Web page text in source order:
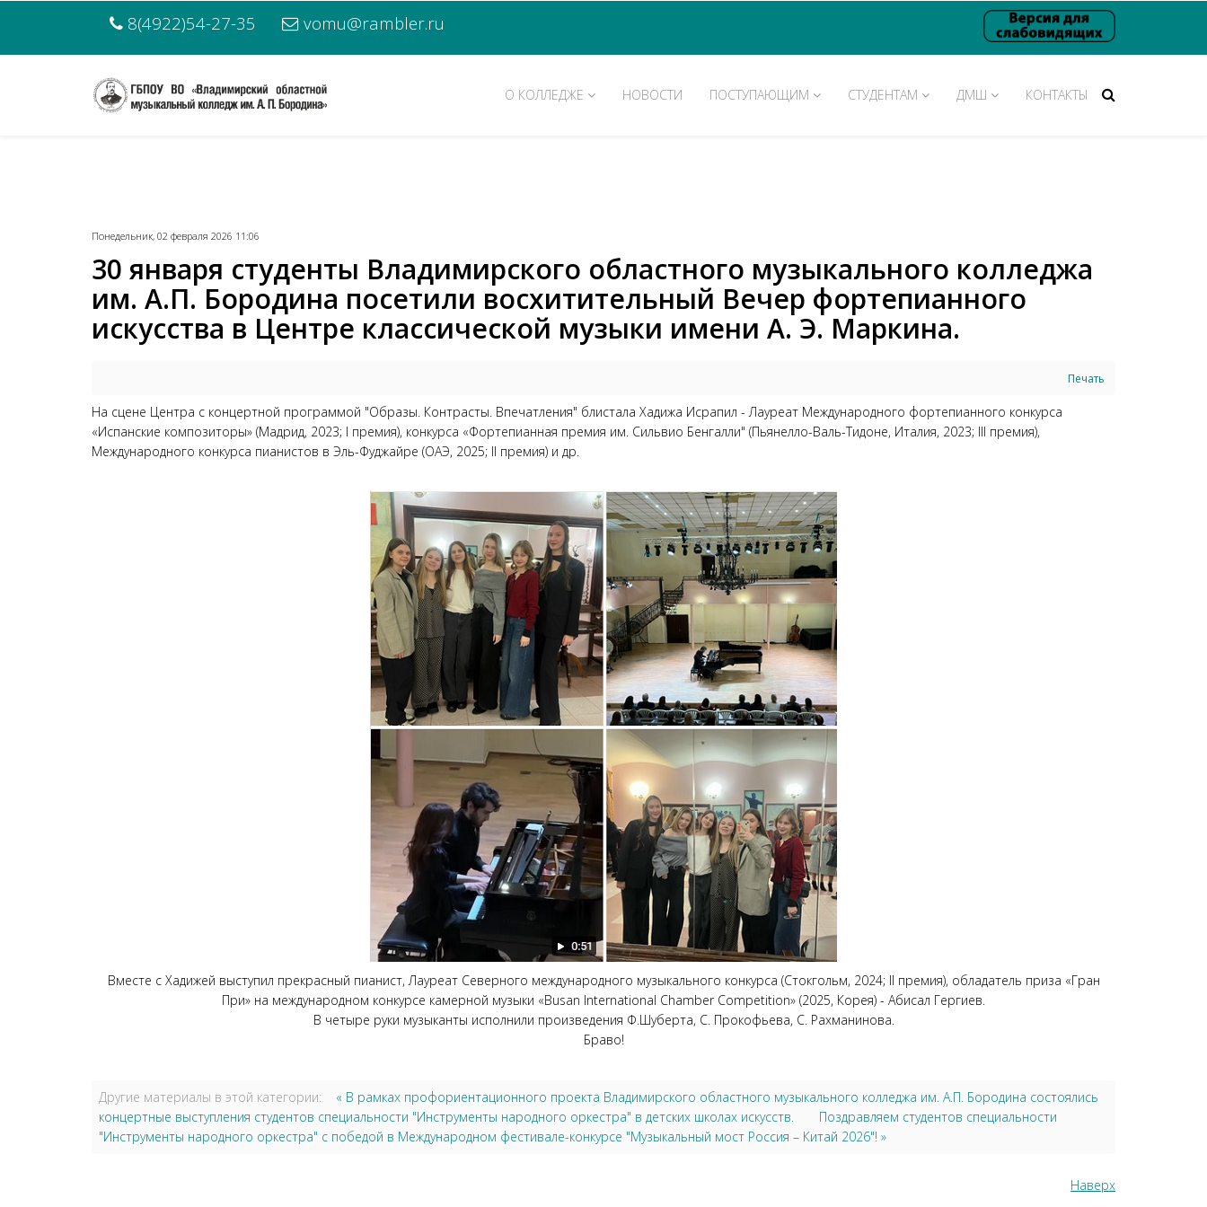
8(4922)54-27-35 vomu@rambler.ru
О КОЛЛЕДЖЕ НОВОСТИ ПОСТУПАЮЩИМ СТУДЕНТАМ ДМШ КОНТАКТЫ
Понедельник, 02 февраля 2026 11:06
30 января студенты Владимирского областного музыкального колледжа
им. А.П. Бородина посетили восхитительный Вечер фортепианного
искусства в Центре классической музыки имени А. Э. Маркина.
Печать
На сцене Центра с концертной программой "Образы. Контрасты. Впечатления" блистала Хадижа Исрапил - Лауреат Международного фортепианного конкурса
«Испанские композиторы» (Мадрид, 2023; I премия), конкурса «Фортепианная премия им. Сильвио Бенгалли" (Пьянелло-Валь-Тидоне, Италия, 2023; III премия),
Международного конкурса пианистов в Эль-Фуджайре (ОАЭ, 2025; II премия) и др.
Вместе с Хадижей выступил прекрасный пианист, Лауреат Северного международного музыкального конкурса (Стокгольм, 2024; II премия), обладатель приза «Гран
При» на международном конкурсе камерной музыки «Busan International Chamber Competition» (2025, Корея) - Абисал Гергиев.
В четыре руки музыканты исполнили произведения Ф.Шуберта, С. Прокофьева, С. Рахманинова.
Браво!
Другие материалы в этой категории:
« В рамках профориентационного проекта Владимирского областного музыкального колледжа им. А.П. Бородина состоялись
концертные выступления студентов специальности "Инструменты народного оркестра" в детских школах искусств.
Поздравляем студентов специальности
"Инструменты народного оркестра" с победой в Международном фестивале-конкурсе "Музыкальный мост Россия – Китай 2026"! »
Наверх